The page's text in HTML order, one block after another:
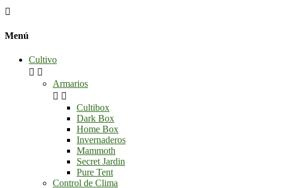

Menú
Cultivo
 
Armarios
 
Cultibox
Dark Box
Home Box
Invernaderos
Mammoth
Secret Jardin
Pure Tent
Control de Clima